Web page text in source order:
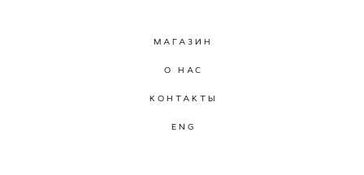
МАГАЗИН
О НАС
КОНТАКТЫ
ENG